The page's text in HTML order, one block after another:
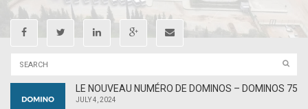
LE NOUVEAU NUMÉRO DE DOMINOS – DOMINOS 75
JULY 4, 2024